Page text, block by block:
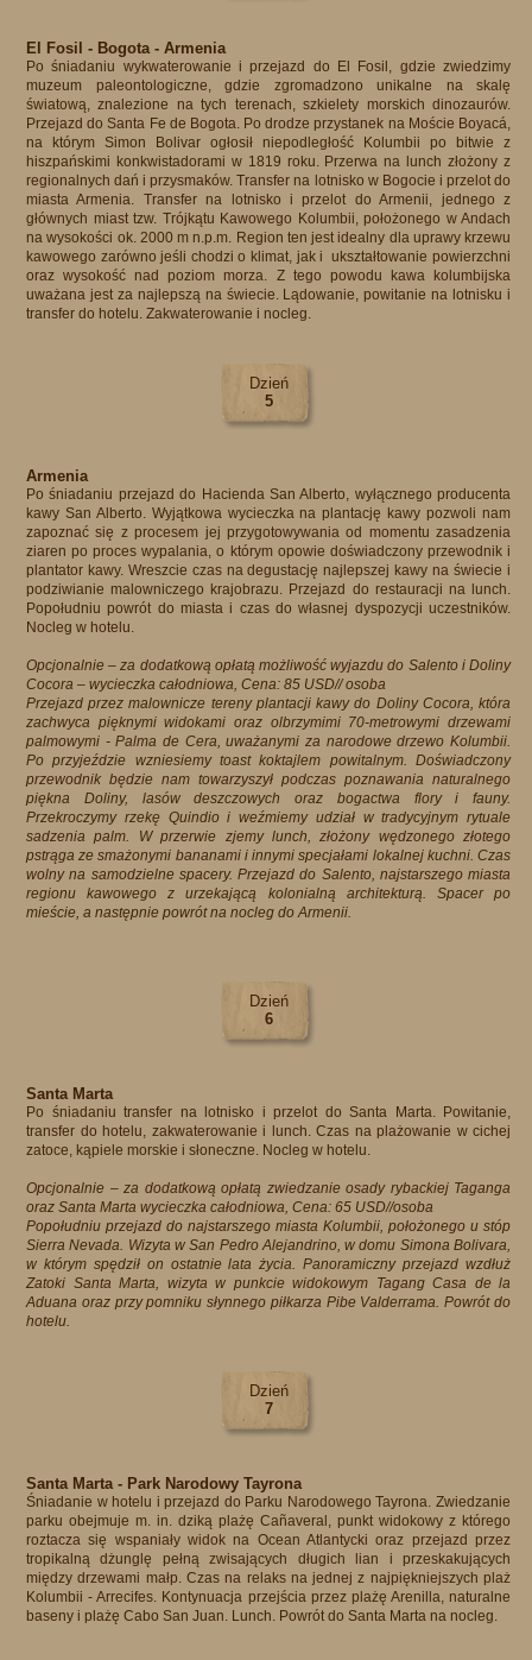
El Fosil - Bogota - Armenia
Po śniadaniu wykwaterowanie i przejazd do El Fosil, gdzie zwiedzimy
muzeum paleontologiczne, gdzie zgromadzono unikalne na skalę
światową, znalezione na tych terenach, szkielety morskich dinozaurów.
Przejazd do Santa Fe de Bogota. Po drodze przystanek na Moście Boyacá,
na którym Simon Bolivar ogłosił niepodległość Kolumbii po bitwie z
hiszpańskimi konkwistadorami w 1819 roku. Przerwa na lunch złożony z
regionalnych dań i przysmaków. Transfer na lotnisko w Bogocie i przelot do
miasta Armenia. Transfer na lotnisko i przelot do Armenii, jednego z
głównych miast tzw. Trójkątu Kawowego Kolumbii, położonego w Andach
na wysokości ok. 2000 m n.p.m. Region ten jest idealny dla uprawy krzewu
kawowego zarówno jeśli chodzi o klimat, jak i ukształtowanie powierzchni
oraz wysokość nad poziom morza. Z tego powodu kawa kolumbijska
uważana jest za najlepszą na świecie. Lądowanie, powitanie na lotnisku i
transfer do hotelu. Zakwaterowanie i nocleg.​
Dzień
5
Armenia
Po śniadaniu przejazd do Hacienda San Alberto, wyłącznego producenta
kawy San Alberto. Wyjątkowa wycieczka na plantację kawy pozwoli nam
zapoznać się z procesem jej przygotowywania od momentu zasadzenia
ziaren po proces wypalania, o którym opowie doświadczony przewodnik i
plantator kawy. Wreszcie czas na degustację najlepszej kawy na świecie i
podziwianie malowniczego krajobrazu. Przejazd do restauracji na lunch.
Popołudniu powrót do miasta i czas do własnej dyspozycji uczestników.
Nocleg w hotelu.
Opcjonalnie – za dodatkową opłatą możliwość wyjazdu do Salento i Doliny
Cocora – wycieczka całodniowa, Cena: 85 USD// osoba
Przejazd przez malownicze tereny plantacji kawy do Doliny Cocora, która
zachwyca pięknymi widokami oraz olbrzymimi 70-metrowymi drzewami
palmowymi - Palma de Cera, uważanymi za narodowe drzewo Kolumbii.
Po przyjeździe wzniesiemy toast koktajlem powitalnym. Doświadczony
przewodnik będzie nam towarzyszył podczas poznawania naturalnego
piękna Doliny, lasów deszczowych oraz bogactwa flory i fauny.
Przekroczymy rzekę Quindio i weźmiemy udział w tradycyjnym rytuale
sadzenia palm. W przerwie zjemy lunch, złożony wędzonego złotego
pstrąga ze smażonymi bananami i innymi specjałami lokalnej kuchni. Czas
wolny na samodzielne spacery. Przejazd do Salento, najstarszego miasta
regionu kawowego z urzekającą kolonialną architekturą. Spacer po
mieście, a następnie powrót na nocleg do Armenii.
Dzień
6
Santa Marta
Po śniadaniu transfer na lotnisko i przelot do Santa Marta. Powitanie,
transfer do hotelu, zakwaterowanie i lunch. Czas na plażowanie w cichej
zatoce, kąpiele morskie i słoneczne. Nocleg w hotelu.
Opcjonalnie – za dodatkową opłatą zwiedzanie osady rybackiej Taganga
oraz Santa Marta wycieczka całodniowa, Cena: 65 USD//osoba
Popołudniu przejazd do najstarszego miasta Kolumbii, położonego u stóp
Sierra Nevada. Wizyta w San Pedro Alejandrino, w domu Simona Bolivara,
w którym spędził on ostatnie lata życia. Panoramiczny przejazd wzdłuż
Zatoki Santa Marta, wizyta w punkcie widokowym Tagang Casa de la
Aduana oraz przy pomniku słynnego piłkarza Pibe Valderrama. Powrót do
hotelu.​​
Dzień
7
Santa Marta - Park Narodowy Tayrona
Śniadanie w hotelu i przejazd do Parku Narodowego Tayrona. Zwiedzanie
parku obejmuje m. in. dziką plażę Cañaveral, punkt widokowy z którego
roztacza się wspaniały widok na Ocean Atlantycki oraz przejazd przez
tropikalną dżunglę pełną zwisających długich lian i przeskakujących
między drzewami małp. Czas na relaks na jednej z najpiękniejszych plaż
Kolumbii - Arrecifes. Kontynuacja przejścia przez plażę Arenilla, naturalne
baseny i plażę Cabo San Juan. Lunch. Powrót do Santa Marta na nocleg.​